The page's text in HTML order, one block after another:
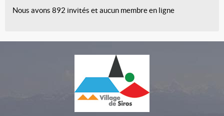
Nous avons 892 invités et aucun membre en ligne